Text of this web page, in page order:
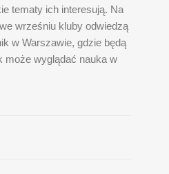
tematy ich interesują. Na
wrześniu kluby odwiedzą
w Warszawie, gdzie będą
może wyglądać nauka w